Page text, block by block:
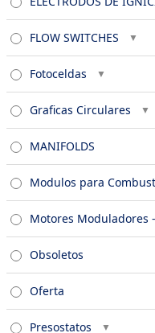
FLOW SWITCHES
Fotoceldas
Graficas Circulares
MANIFOLDS
Modulos para
Motores Moduladores
Obsoletos
Oferta
Presostatos